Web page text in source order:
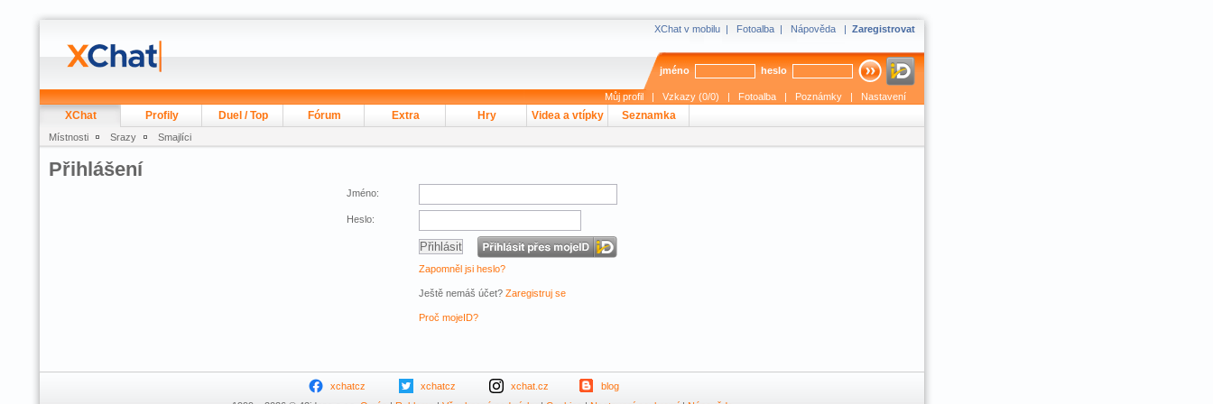
XChat v mobilu | Fotoalba | Nápověda | Zaregistrovat
jméno heslo
Můj profil | Vzkazy (0/0) | Fotoalba | Poznámky | Nastavení
XChat Profily Duel / Top Fórum Extra Hry Videa a vtípky Seznamka
Místnosti Srazy Smajlíci
Přihlášení
Jméno:
Heslo:
Zapomněl jsi heslo?
Ještě nemáš účet? Zaregistruj se
Proč mojeID?
xchatcz xchatcz xchat.cz
blog